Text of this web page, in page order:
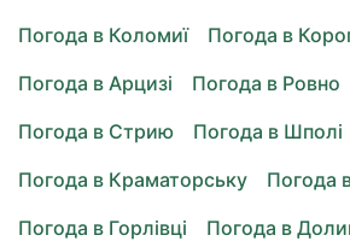
Погода в Коломиї
Погода в
Погода в Арцизі
Погода в Ровно
Погода в Стрию
Погода в Шполі
Погода в Краматорську
Погода
Погода в Горлівці
Погода в